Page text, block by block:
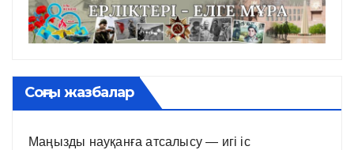
Соңғы жазбалар
Маңызды науқанға атсалысу — игі іс